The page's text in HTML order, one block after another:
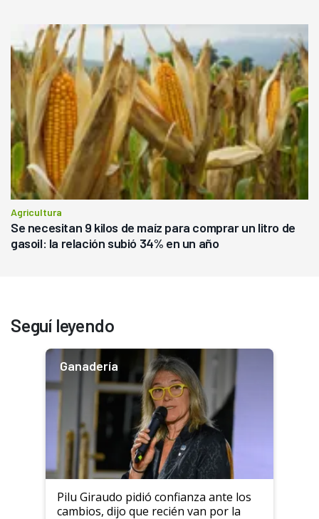
Agricultura
Se necesitan 9 kilos de maíz para comprar un litro de
gasoil: la relación subió 34% en un año
Seguí leyendo
Ganadería
Pilu Giraudo pidió confianza ante los
cambios, dijo que recién van por la